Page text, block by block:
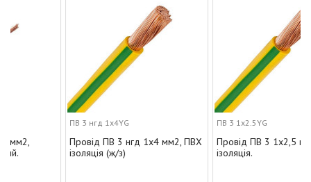
ПВ 3 нгд 1х4YG
Провід ПВ 3 нгд 1х4 мм2, ПВХ
ізоляція (ж/з)
ПВ 3 1х2.5YG
Провід ПВ 3 1х2,5 мм2, ПВХ